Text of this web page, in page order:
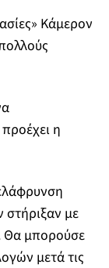
Κάμερον
η
στήριξαν με
Θα μπορούσε
μετά τις